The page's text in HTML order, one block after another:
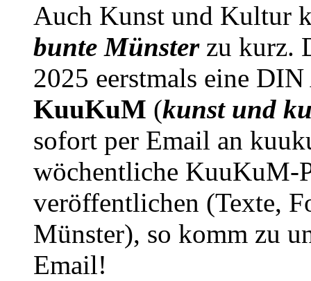
Auch Kunst und Kultur
bunte Münsterzu kurz.
2025 eerstmals eine
KuuKuM (kunst und
sofort per Email an
wöchentliche KuuKuM-
veröffentlichen (Texte,
Münster), so komm zu
Email!